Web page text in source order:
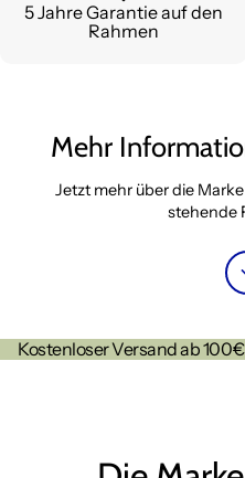
5 Jahre Garantie auf den
Rahmen
Mehr
Jetzt mehr über die
stehende
Kostenloser Versand ab 100€